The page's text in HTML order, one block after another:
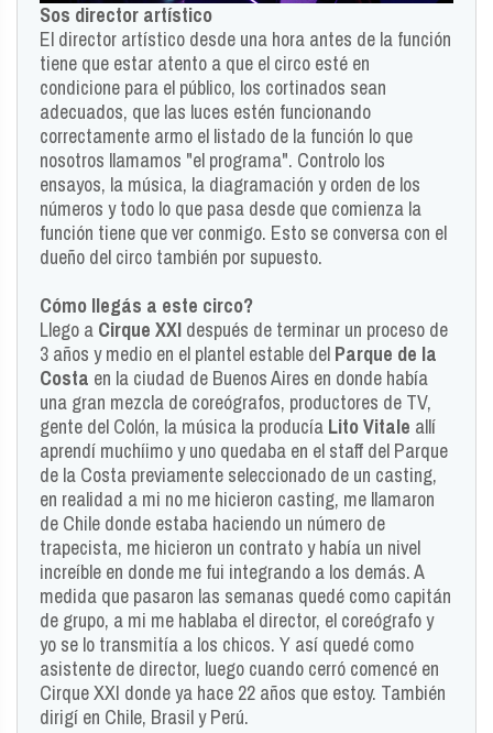
Sos director artístico
El director artístico desde una hora antes de la función
tiene que estar atento a que el circo esté en
condicione para el público, los cortinados sean
adecuados, que las luces estén funcionando
correctamente armo el listado de la función lo que
nosotros llamamos "el programa". Controlo los
ensayos, la música, la diagramación y orden de los
números y todo lo que pasa desde que comienza la
función tiene que ver conmigo. Esto se conversa con el
dueño del circo también por supuesto.
Cómo llegás a este circo?
Llego a Cirque XXI después de terminar un proceso de
3 años y medio en el plantel estable del Parque de la
Costa en la ciudad de Buenos Aires en donde había
una gran mezcla de coreógrafos, productores de TV,
gente del Colón, la música la producía Lito Vitale allí
aprendí muchíimo y uno quedaba en el staff del Parque
de la Costa previamente seleccionado de un casting,
en realidad a mi no me hicieron casting, me llamaron
de Chile donde estaba haciendo un número de
trapecista, me hicieron un contrato y había un nivel
increíble en donde me fui integrando a los demás. A
medida que pasaron las semanas quedé como capitán
de grupo, a mi me hablaba el director, el coreógrafo y
yo se lo transmitía a los chicos. Y así quedé como
asistente de director, luego cuando cerró comencé en
Cirque XXI donde ya hace 22 años que estoy. También
dirigí en Chile, Brasil y Perú.